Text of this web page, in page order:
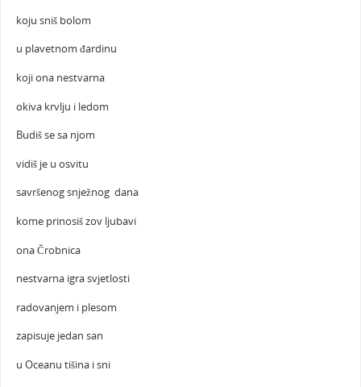
koju sniš bolom
u plavetnom đardinu
koji ona nestvarna
okiva krvlju i ledom
Budiš se sa njom
vidiš je u osvitu
savršenog snježnog dana
kome prinosiš zov ljubavi
ona Črobnica
nestvarna igra svjetlosti
radovanjem i plesom
zapisuje jedan san
u Oceanu tišina i sni